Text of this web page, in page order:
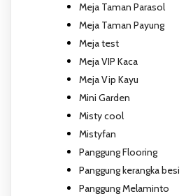
Meja Taman Parasol
Meja Taman Payung
Meja test
Meja VIP Kaca
Meja Vip Kayu
Mini Garden
Misty cool
Mistyfan
Panggung Flooring
Panggung kerangka besi
Panggung Melaminto